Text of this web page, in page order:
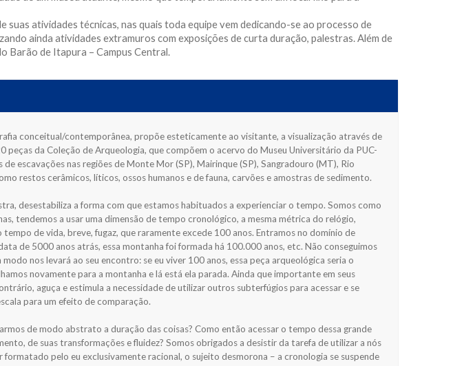
atividades técnicas, nas quais toda equipe vem dedicando-se ao processo de
ainda atividades extramuros com exposições de curta duração, palestras. Além de
Barão de Itapura – Campus Central.
conceitual/contemporânea, propõe esteticamente ao visitante, a visualização através de
da Coleção de Arqueologia, que compõem o acervo do Museu Universitário da PUC-
escavações nas regiões de Monte Mor (SP), Mairinque (SP), Sangradouro (MT), Rio
restos cerâmicos, líticos, ossos humanos e de fauna, carvões e amostras de sedimento.
desestabiliza a forma com que estamos habituados a experienciar o tempo. Somos como
tendemos a usar uma dimensão de tempo cronológico, a mesma métrica do relógio,
de vida, breve, fugaz, que raramente excede 100 anos. Entramos no domínio de
de 5000 anos atrás, essa montanha foi formada há 100.000 anos, etc. Não conseguimos
nos levará ao seu encontro: se eu viver 100 anos, essa peça arqueológica seria o
novamente para a montanha e lá está ela parada. Ainda que importante em seus
aguça e estimula a necessidade de utilizar outros subterfúgios para acessar e se
para um efeito de comparação.
de modo abstrato a duração das coisas? Como então acessar o tempo dessa grande
de suas transformações e fluidez? Somos obrigados a desistir da tarefa de utilizar a nós
pelo eu exclusivamente racional, o sujeito desmorona – a cronologia se suspende